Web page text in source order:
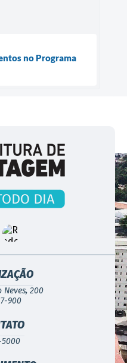
no Programa
Neves, 200
900
5000